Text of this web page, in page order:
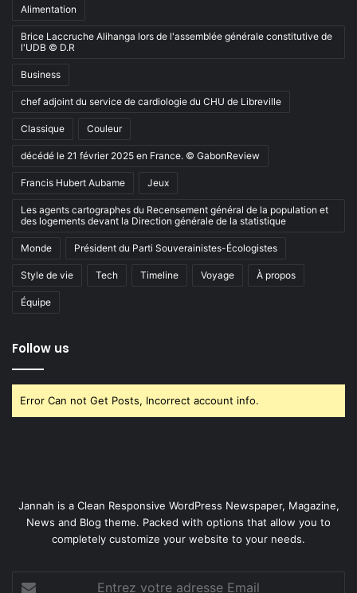
Alimentation
Brice Laccruche Alihanga lors de l'assemblée générale constitutive de
l'UDB © D.R
Business
chef adjoint du service de cardiologie du CHU de Libreville
Classique Couleur
décédé le 21 février 2025 en France. © GabonReview
Francis Hubert Aubame Jeux
Les agents cartographes du Recensement général de la population et
des logements devant la Direction générale de la statistique
Monde Président du Parti Souverainistes-Écologistes
Style de vie Tech Timeline Voyage À propos
Équipe
Follow us
Error Can not Get Posts, Incorrect account info.
Jannah is a Clean Responsive WordPress Newspaper, Magazine,
News and Blog theme. Packed with options that allow you to
completely customize your website to your needs.
Entrez